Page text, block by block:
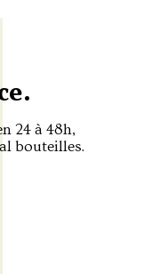
24 à 48h,
bouteilles.